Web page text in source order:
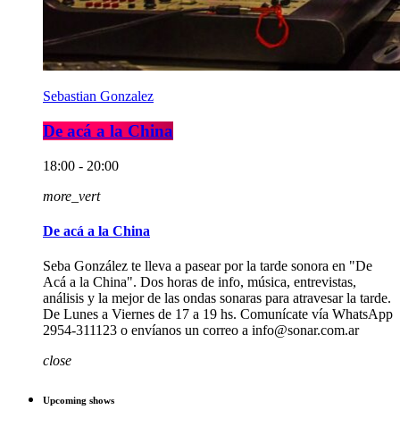
Sebastian Gonzalez
De acá a la China
18:00 - 20:00
more_vert
De acá a la China
Seba González te lleva a pasear por la tarde sonora en "De
Acá a la China". Dos horas de info, música, entrevistas,
análisis y la mejor de las ondas sonaras para atravesar la tarde.
De Lunes a Viernes de 17 a 19 hs. Comunícate vía WhatsApp
2954-311123 o envíanos un correo a info@sonar.com.ar
close
Upcoming shows